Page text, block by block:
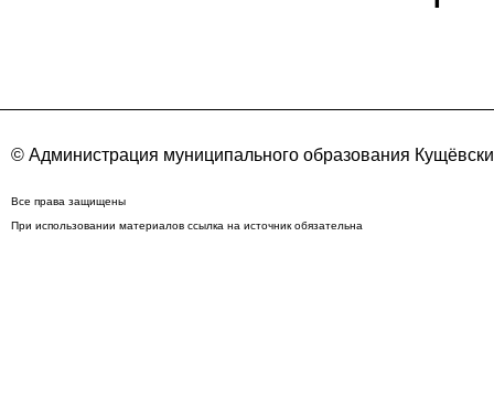
© Администрация муниципального образования
Все права защищены
При использовании материалов ссылка на источник обязательна